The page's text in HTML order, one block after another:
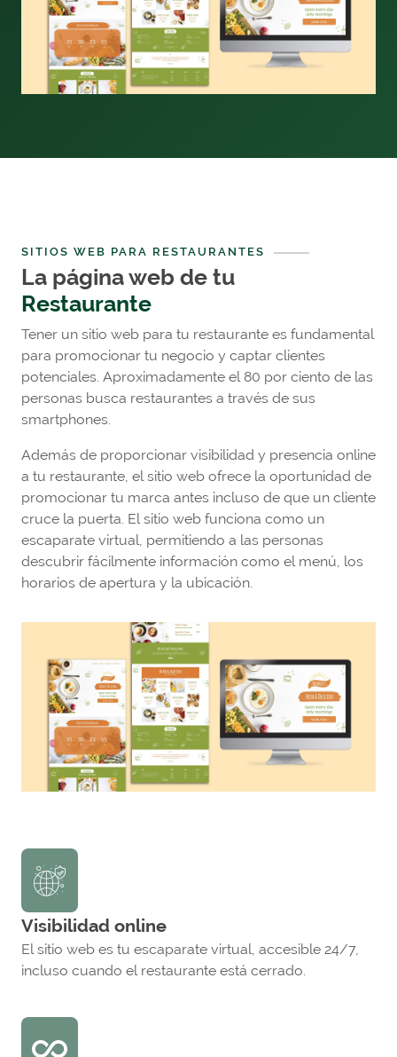
SITIOS WEB PARA RESTAURANTES
La página web de tu
Restaurante
Tener un sitio web para tu restaurante es fundamental
para promocionar tu negocio y captar clientes
potenciales. Aproximadamente el 80 por ciento de las
personas busca restaurantes a través de sus
smartphones.
Además de proporcionar visibilidad y presencia online
a tu restaurante, el sitio web ofrece la oportunidad de
promocionar tu marca antes incluso de que un cliente
cruce la puerta. El sitio web funciona como un
escaparate virtual, permitiendo a las personas
descubrir fácilmente información como el menú, los
horarios de apertura y la ubicación.
Visibilidad online
El sitio web es tu escaparate virtual, accesible 24/7,
incluso cuando el restaurante está cerrado.